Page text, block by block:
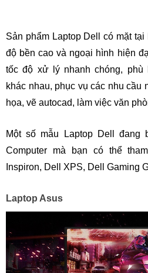
Sản phẩm Laptop Dell có mặt
độ bền cao và ngoại hình hiện
tốc độ xử lý nhanh chóng,
khác nhau, phục vụ các nhu cầu
họa, vẽ autocad, làm việc văn
Một số mẫu Laptop Dell đang
Computer mà bạn có thể
Inspiron, Dell XPS, Dell Gaming
Laptop Asus